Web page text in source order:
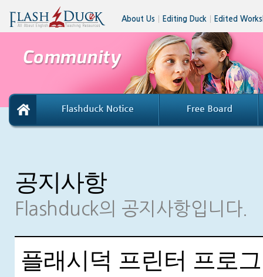
About Us Editing Duck Edited
공지사항
Flashduck의 공지사항입니다.
플래시덕 프린터 프로